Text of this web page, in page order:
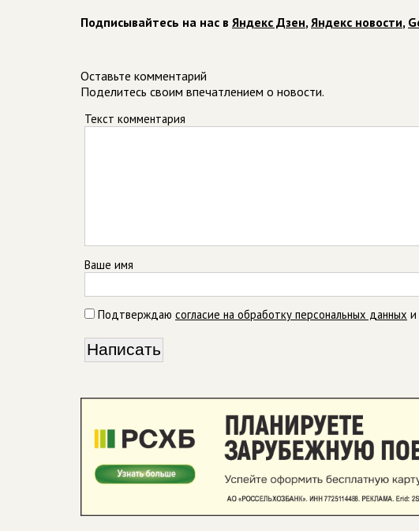
Подписывайтесь на нас в Яндекс Дзен,Яндекс новости,
Оставьте комментарий
Поделитесь своим впечатлением о новости.
Текст комментария
Ваше имя
Подтверждаю согласие на обработку персональных данных и